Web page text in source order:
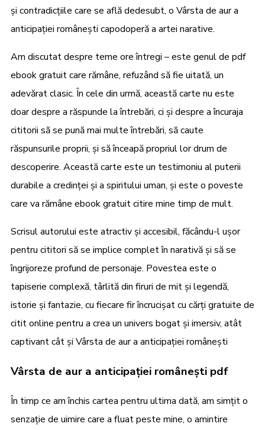
și contradicțiile care se află dedesubt, o Vârsta de aur a
anticipației românești capodoperă a artei narative.
Am discutat despre teme ore întregi – este genul de pdf
ebook gratuit care rămâne, refuzând să fie uitată, un
adevărat clasic. În cele din urmă, această carte nu este
doar despre a răspunde la întrebări, ci și despre a încuraja
cititorii să se pună mai multe întrebări, să caute
răspunsurile proprii, și să înceapă propriul lor drum de
descoperire. Această carte este un testimoniu al puterii
durabile a credinței și a spiritului uman, și este o poveste
care va rămâne ebook gratuit citire mine timp de mult.
Scrisul autorului este atractiv și accesibil, făcându-l ușor
pentru cititori să se implice complet în narativă și să se
îngrijoreze profund de personaje. Povestea este o
tapiserie complexă, târlită din firuri de mit și legendă,
istorie și fantazie, cu fiecare fir încrucișat cu cărți gratuite de
citit online pentru a crea un univers bogat și imersiv, atât
captivant cât și Vârsta de aur a anticipației românești
Vârsta de aur a anticipației românești pdf
În timp ce am închis cartea pentru ultima dată, am simțit o
senzație de uimire care a fluat peste mine, o amintire